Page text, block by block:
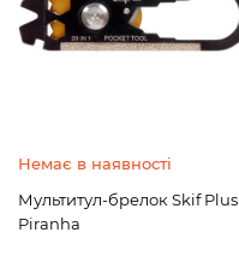
Немає в наявності
Мультитул-брелок Skif Plus
Piranha